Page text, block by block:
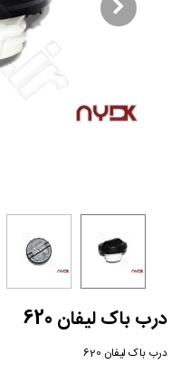
درب باک لیفان 620
درب باک لیفان 620